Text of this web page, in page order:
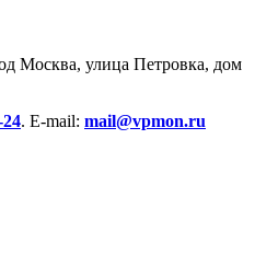
Москва, улица Петровка, дом
24. E-mail: mail@vpmon.ru